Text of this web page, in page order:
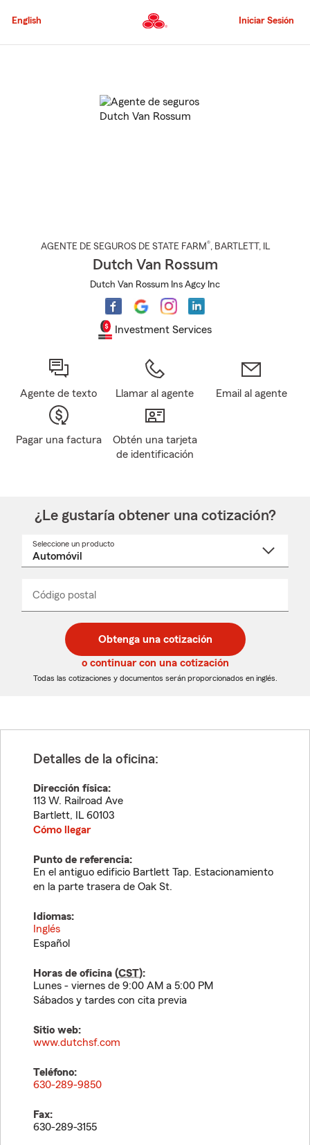
al
principal
English Iniciar Sesión
AGENTE DE SEGUROS DE STATE FARM®, BARTLETT , IL
Dutch Van Rossum
Dutch Van Rossum Ins Agcy Inc
Investment Services
Agente de texto Llamar al agente Email al agente
Pagar una factura
Obtén una tarjeta
de identificación
¿Le gustaría obtener una cotización?
Seleccione un producto
desplegable
Código postal
de
5
dígitos
de
5
dígitos
_____
Obtenga una cotización
o continuar con una cotización
Todas las cotizaciones y documentos serán proporcionados en inglés.
Detalles de la oficina:
Dirección física:
113 W. Railroad Ave
Bartlett, IL 60103
Cómo llegar
Punto de referencia:
En el antiguo edificio Bartlett Tap. Estacionamiento
en la parte trasera de Oak St.
Idiomas:
Inglés
Español
Horas de oficina (CST):
Lunes - viernes de 9:00 AM a 5:00 PM
Sábados y tardes con cita previa
Sitio web:
www.dutchsf.com
Teléfono:
630-289-9850
Fax:
630-289-3155